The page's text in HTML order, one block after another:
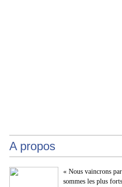
A propos
« Nous vaincrons
sommes les plus